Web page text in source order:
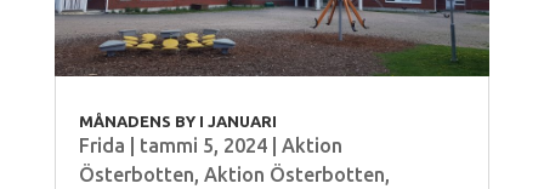
MÅNADENS BY I JANUARI
Frida tammi 5, 2024| Aktion
Österbotten Aktion Österbotten